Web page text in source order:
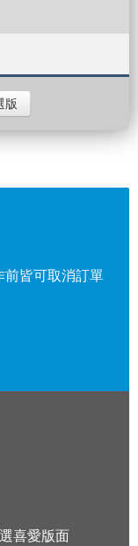
版
前皆可取消訂單
喜愛版面